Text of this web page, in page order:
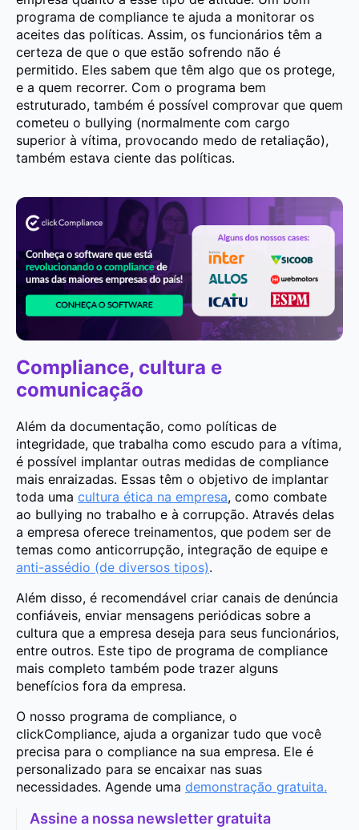
programa de compliance te ajuda a monitorar os
aceites das políticas. Assim, os funcionários têm a
certeza de que o que estão sofrendo não é
permitido. Eles sabem que têm algo que os protege,
e a quem recorrer. Com o programa bem
estruturado, também é possível comprovar que quem
cometeu o bullying (normalmente com cargo
superior à vítima, provocando medo de retaliação),
também estava ciente das políticas.
Compliance, cultura e
comunicação
Além da documentação, como políticas de
integridade, que trabalha como escudo para a vítima,
é possível implantar outras medidas de compliance
mais enraizadas. Essas têm o objetivo de implantar
toda uma cultura ética na empresa, como combate
ao bullying no trabalho e à corrupção. Através delas
a empresa oferece treinamentos, que podem ser de
temas como anticorrupção, integração de equipe e
anti-assédio (de diversos tipos).
Além disso, é recomendável criar canais de denúncia
confiáveis, enviar mensagens periódicas sobre a
cultura que a empresa deseja para seus funcionários,
entre outros. Este tipo de programa de compliance
mais completo também pode trazer alguns
benefícios fora da empresa.
O nosso programa de compliance, o
clickCompliance, ajuda a organizar tudo que você
precisa para o compliance na sua empresa. Ele é
personalizado para se encaixar nas suas
necessidades. Agende uma demonstração gratuita.
Assine a nossa newsletter gratuita